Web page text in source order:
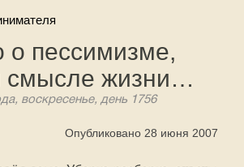
о пессимизме,
смысле жизни…
воскресенье, день 1756
Опубликовано 28 июня 2007